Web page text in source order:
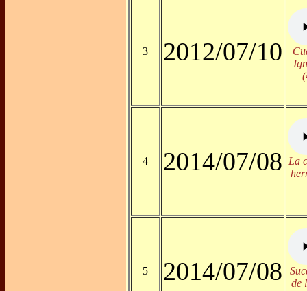
3 2012/07/10
4 2014/07/08
La
5 2014/07/08
de